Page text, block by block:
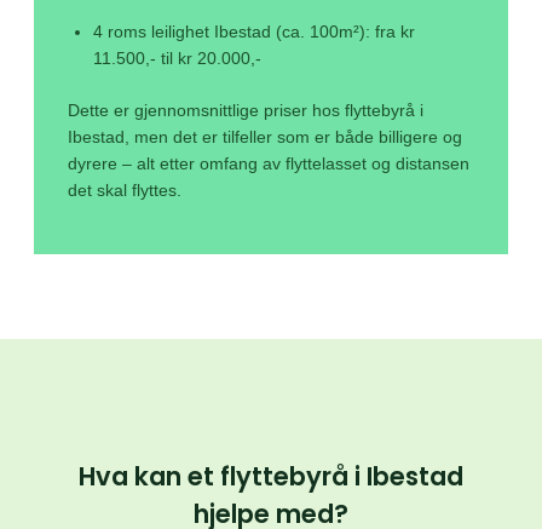
4 roms leilighet Ibestad (ca. 100m²): fra kr
11.500,- til kr 20.000,-
Dette er gjennomsnittlige priser hos flyttebyrå i
Ibestad, men det er tilfeller som er både billigere og
dyrere – alt etter omfang av flyttelasset og distansen
det skal flyttes.
Hva kan et flyttebyrå i Ibestad
hjelpe med?